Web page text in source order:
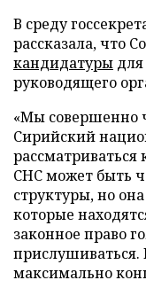
В среду
рассказала, что
кандидатуры
руководящего
«Мы совершенно
Сирийский
СНС может быть
структуры, но
которые
законное право
максимально